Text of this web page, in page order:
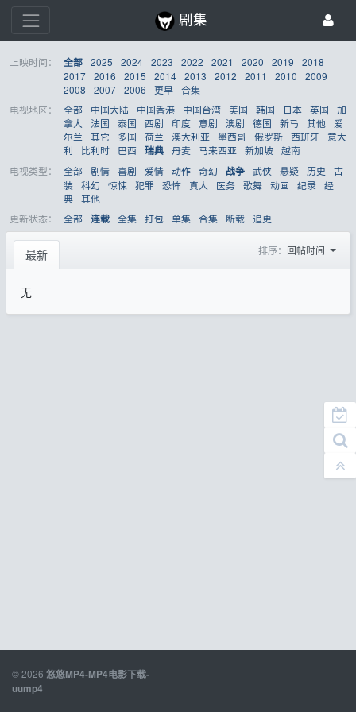
剧集
上映时间： 全部 2025 2024 2023 2022 2021 2020 2019
2018
2017 2016 2015 2014 2013 2012 2011 2010
2009
2008
2007 2006 更早 合集
电视地区：
全部 中国大陆 中国香港 中国台湾 美国 韩国 日本 英国
加
拿大 法国 泰国 西剧 印度 意剧 澳剧 德国 新马 其他
爱
尔兰
其它 多国 荷兰 澳大利亚 墨西哥 俄罗斯 西班牙
意大
利
比利时 巴西 瑞典 丹麦 马来西亚 新加坡 越南
电视类型：
全部 剧情 喜剧 爱情 动作 奇幻 战争 武侠 悬疑 历史
古
装 科幻 惊悚 犯罪 恐怖 真人 医务 歌舞 动画 纪录 经
典 其他
更新状态：
全部 连载 全集 打包 单集 合集 断载 追更
最新 排序： 回帖时间
无
© 2026 悠悠MP4-MP4电影下载-
uump4